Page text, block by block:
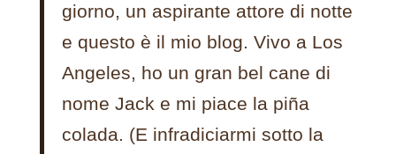
giorno, un aspirante attore di notte
e questo è il mio blog. Vivo a Los
Angeles, ho un gran bel cane di
nome Jack e mi piace la piña
colada. (E infradiciarmi sotto la